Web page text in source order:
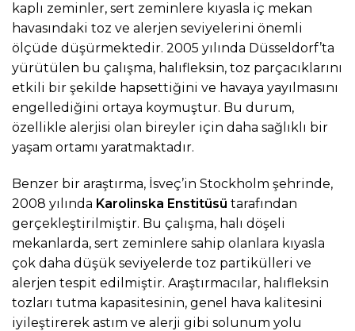
kaplı zeminler, sert zeminlere kıyasla iç mekan
havasındaki toz ve alerjen seviyelerini önemli
ölçüde düşürmektedir. 2005 yılında Düsseldorf’ta
yürütülen bu çalışma, halıfleksin, toz parçacıklarını
etkili bir şekilde hapsettiğini ve havaya yayılmasını
engellediğini ortaya koymuştur. Bu durum,
özellikle alerjisi olan bireyler için daha sağlıklı bir
yaşam ortamı yaratmaktadır.
Benzer bir araştırma, İsveç’in Stockholm şehrinde,
2008 yılında Karolinska Enstitüsü tarafından
gerçekleştirilmiştir. Bu çalışma, halı döşeli
mekanlarda, sert zeminlere sahip olanlara kıyasla
çok daha düşük seviyelerde toz partikülleri ve
alerjen tespit edilmiştir. Araştırmacılar, halıfleksin
tozları tutma kapasitesinin, genel hava kalitesini
iyileştirerek astım ve alerji gibi solunum yolu